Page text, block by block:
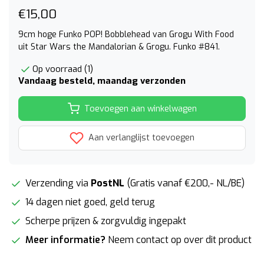
€15,00
9cm hoge Funko POP! Bobblehead van Grogu With Food
uit Star Wars the Mandalorian & Grogu. Funko #841.
Op voorraad (1)
Vandaag besteld, maandag verzonden
Toevoegen aan winkelwagen
Aan verlanglijst toevoegen
Verzending via PostNL (Gratis vanaf €200,- NL/BE)
14 dagen niet goed, geld terug
Scherpe prijzen & zorgvuldig ingepakt
Meer informatie? Neem contact op over dit product